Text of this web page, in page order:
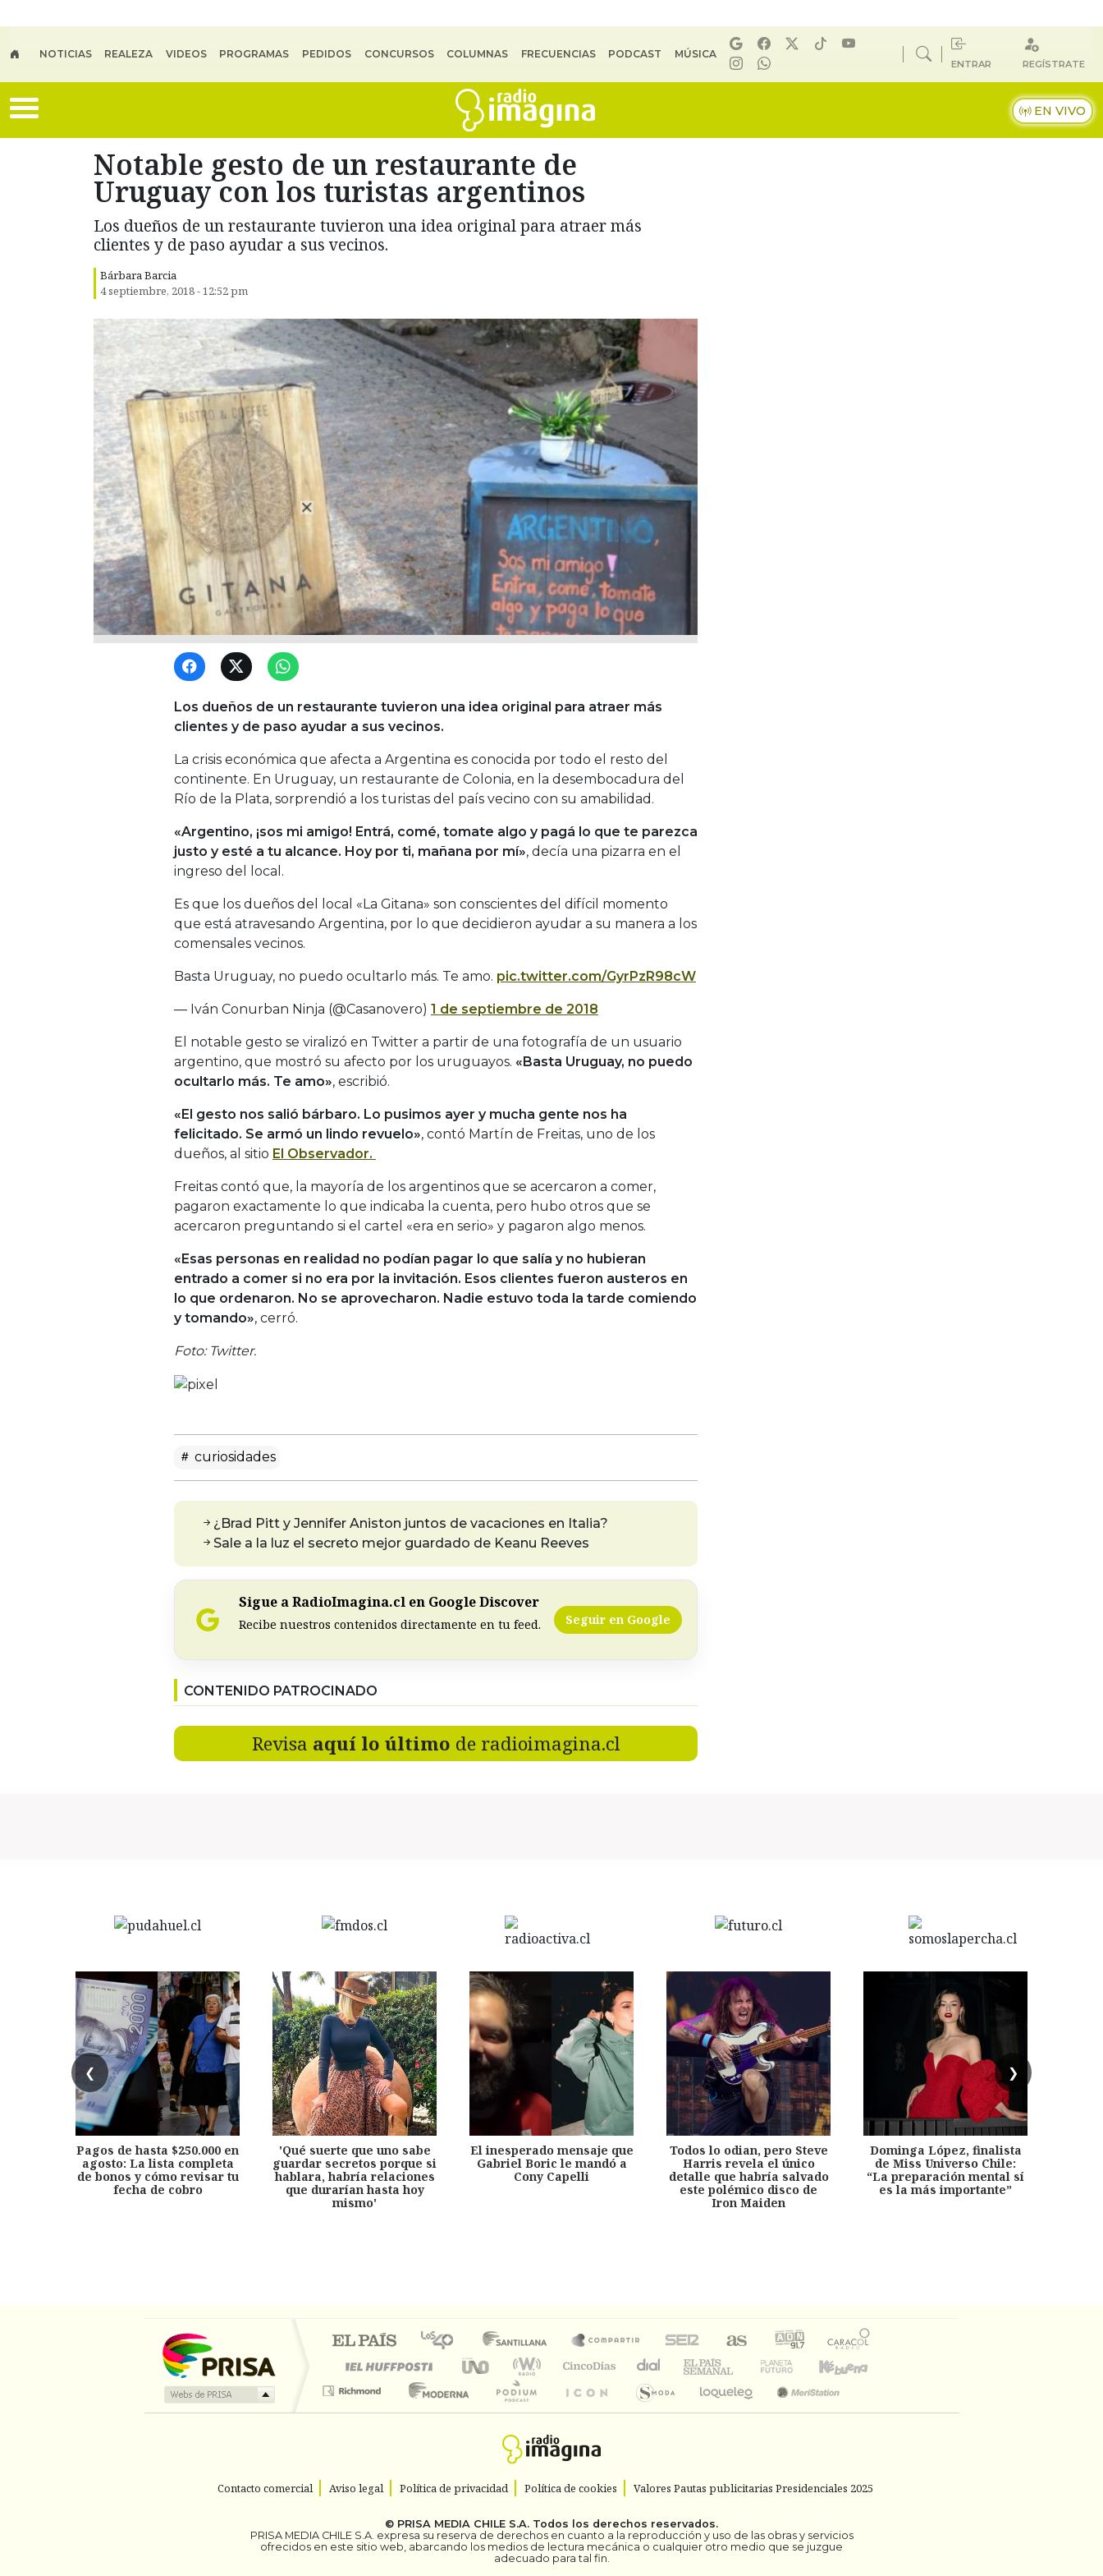
NOTICIAS REALEZA VIDEOS PROGRAMAS PEDIDOS CONCURSOS COLUMNAS FRECUENCIAS PODCAST MÚSICA
ENTRAR REGÍSTRATE
EN VIVO
Notable gesto de un restaurante de
Uruguay con los turistas argentinos
Los dueños de un restaurante tuvieron una idea original para atraer más
clientes y de paso ayudar a sus vecinos.
Bárbara Barcia
4 septiembre, 2018 - 12:52 pm
Los dueños de un restaurante tuvieron una idea original para atraer más
clientes y de paso ayudar a sus vecinos.
La crisis económica que afecta a Argentina es conocida por todo el resto del
continente. En Uruguay, un restaurante de Colonia, en la desembocadura del
Río de la Plata, sorprendió a los turistas del país vecino con su amabilidad.
«Argentino, ¡sos mi amigo! Entrá, comé, tomate algo y pagá lo que te parezca
justo y esté a tu alcance. Hoy por ti, mañana por mí», decía una pizarra en el
ingreso del local.
Es que los dueños del local «La Gitana» son conscientes del difícil momento
que está atravesando Argentina, por lo que decidieron ayudar a su manera a los
comensales vecinos.
Basta Uruguay, no puedo ocultarlo más. Te amo. pic.twitter.com/GyrPzR98cW
— Iván Conurban Ninja (@Casanovero) 1 de septiembre de 2018
El notable gesto se viralizó en Twitter a partir de una fotografía de un usuario
argentino, que mostró su afecto por los uruguayos. «Basta Uruguay, no puedo
ocultarlo más. Te amo», escribió.
«El gesto nos salió bárbaro. Lo pusimos ayer y mucha gente nos ha
felicitado. Se armó un lindo revuelo», contó Martín de Freitas, uno de los
dueños, al sitio El Observador.
Freitas contó que, la mayoría de los argentinos que se acercaron a comer,
pagaron exactamente lo que indicaba la cuenta, pero hubo otros que se
acercaron preguntando si el cartel «era en serio» y pagaron algo menos.
«Esas personas en realidad no podían pagar lo que salía y no hubieran
entrado a comer si no era por la invitación. Esos clientes fueron austeros en
lo que ordenaron. No se aprovecharon. Nadie estuvo toda la tarde comiendo
y tomando», cerró.
Foto: Twitter.
curiosidades
¿Brad Pitt y Jennifer Aniston juntos de vacaciones en Italia?
Sale a la luz el secreto mejor guardado de Keanu Reeves
Sigue a RadioImagina.cl en Google Discover
Recibe nuestros contenidos directamente en tu feed. Seguir en Google
CONTENIDO PATROCINADO
Revisa aquí lo último de radioimagina.cl
❮ ❯
Pagos de hasta $250.000 en
agosto: La lista completa
de bonos y cómo revisar tu
fecha de cobro
'Qué suerte que uno sabe
guardar secretos porque si
hablara, habría relaciones
que durarían hasta hoy
mismo'
El inesperado mensaje que
Gabriel Boric le mandó a
Cony Capelli
Todos lo odian, pero Steve
Harris revela el único
detalle que habría salvado
este polémico disco de
Iron Maiden
Dominga López, finalista
de Miss Universo Chile:
“La preparación mental sí
es la más importante”
Contacto comercial Aviso legal Política de privacidad Política de cookies Valores Pautas publicitarias Presidenciales 2025
© PRISA MEDIA CHILE S.A. Todos los derechos reservados.
PRISA MEDIA CHILE S.A. expresa su reserva de derechos en cuanto a la reproducción y uso de las obras y servicios
ofrecidos en este sitio web, abarcando los medios de lectura mecánica o cualquier otro medio que se juzgue
adecuado para tal fin.